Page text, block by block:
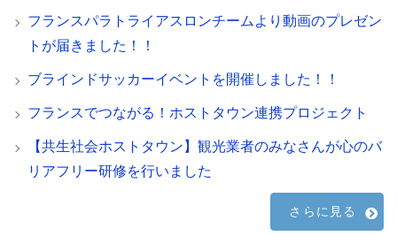
フランスパラトライアスロンチームより動画のプレゼン
トが届きました！！
ブラインドサッカーイベントを開催しました！！
フランスでつながる！ホストタウン連携プロジェクト
【共生社会ホストタウン】観光業者のみなさんが心のバ
リアフリー研修を行いました
さらに見る